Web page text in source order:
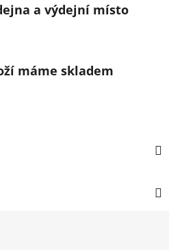
a výdejní místo
máme skladem